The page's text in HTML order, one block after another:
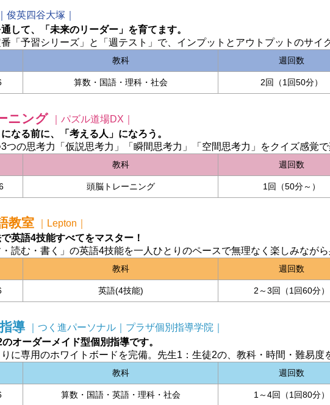
｜俊英四谷大塚｜
して、「未来のリーダー」を育てます。
「予習シリーズ」と「週テスト」で、インプットとアウトプットのサイ
教科 週回数
算数・国語・理科・社会 2回（1回50分）
ニング
｜パズル道場DX｜
になる前に、「考える人」になろう。
つの思考力「仮説思考力」「瞬間思考力」「空間思考力」をクイズ感覚
教科 週回数
頭脳トレーニング 1回（50分～）
教室
｜Lepton｜
英語4技能すべてをマスター！
・読む・書く」の英語4技能を一人ひとりのペースで無理なく楽しみながら
教科 週回数
英語(4技能) 2～3回（1回60分）
導
｜つく進パーソナル｜プラザ個別指導学院｜
オーダーメイド型個別指導です。
に専用のホワイトボードを完備。先生1：生徒2の、教科・時間・難易度
教科 週回数
算数・国語・英語・理科・社会 1～4回（1回80分）